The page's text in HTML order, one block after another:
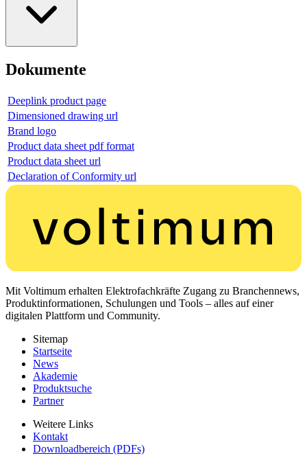
Dokumente
Deeplink product page
Dimensioned drawing url
Brand logo
Product data sheet pdf format
Product data sheet url
Declaration of Conformity url
Mit Voltimum erhalten Elektrofachkräfte Zugang zu Branchennews,
Produktinformationen, Schulungen und Tools – alles auf einer
digitalen Plattform und Community.
Sitemap
Startseite
News
Akademie
Produktsuche
Partner
Weitere Links
Kontakt
Downloadbereich (PDFs)